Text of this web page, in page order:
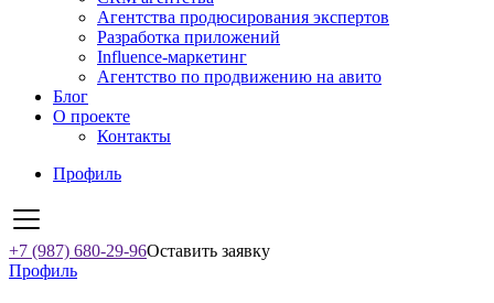
Агентства продюсирования экспертов
Разработка приложений
Influence-маркетинг
Агентство по продвижению на авито
Блог
О проекте
Контакты
Профиль
+7 (987) 680-29-96Оставить заявку
Профиль